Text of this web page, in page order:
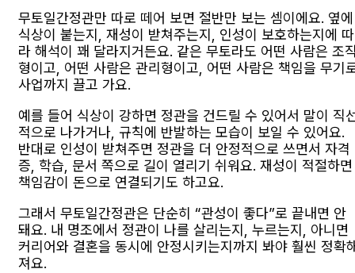
무토일간정관만 따로 떼어 보면 절반만 보는 셈이에요. 옆에
식상이 붙는지, 재성이 받쳐주는지, 인성이 보호하는지에 따
라 해석이 꽤 달라지거든요. 같은 무토라도 어떤 사람은 조
형이고, 어떤 사람은 관리형이고, 어떤 사람은 책임을 무기
사업까지 끌고 가요.
예를 들어 식상이 강하면 정관을 건드릴 수 있어서 말이 직
적으로 나가거나, 규칙에 반발하는 모습이 보일 수 있어요.
반대로 인성이 받쳐주면 정관을 더 안정적으로 쓰면서 자격
증, 학습, 문서 쪽으로 길이 열리기 쉬워요. 재성이 적절하면
책임감이 돈으로 연결되기도 하고요.
그래서 무토일간정관은 단순히 “관성이 좋다”로 끝내면 안
돼요. 내 명조에서 정관이 나를 살리는지, 누르는지, 아니면
커리어와 결혼을 동시에 안정시키는지까지 봐야 훨씬 정확
져요.